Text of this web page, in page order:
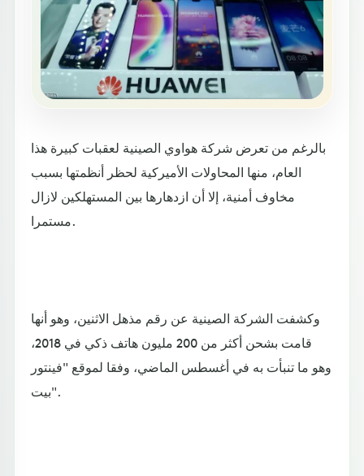
بالرغم من تعرض شركة هواوي الصينية لعقبات كبيرة هذا
العام، منها المحاولات الأميركية لحظر أنظمتها بسبب
مخاوف أمنية، إلا أن ازدهارها بين المستهلكين لازال
مستمرا.
وكشفت الشركة الصينية عن رقم مذهل الاثنين، وهو أنها
قامت بشحن أكثر من 200 مليون هاتف ذكي في 2018،
وهو ما تنبأت به في أغسطس الماضي، وفقا لموقع "فينتور
بيت".